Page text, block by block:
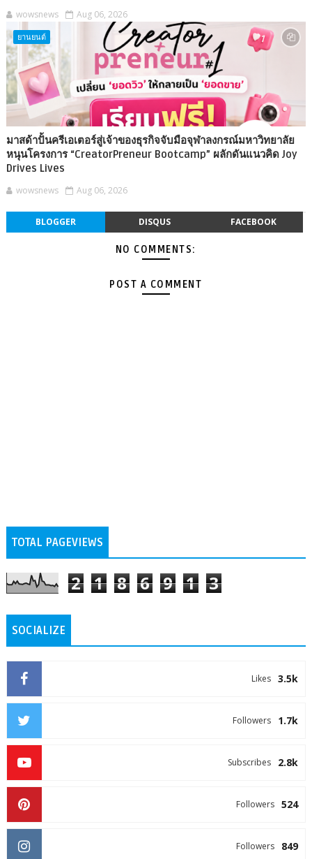
wowsnews Aug 06, 2026
ยานยนต์
มาสด้าปั้นครีเอเตอร์สู่เจ้าของธุรกิจจับมือจุฬาลงกรณ์มหาวิทยาลัย
หนุนโครงการ “CreatorPreneur Bootcamp” ผลักดันแนวคิด Joy
Drives Lives
wowsnews Aug 06, 2026
BLOGGER DISQUS FACEBOOK
NO COMMENTS:
POST A COMMENT
TOTAL PAGEVIEWS
2 1 8 6 9 1 3
SOCIALIZE
3.5k
Likes
1.7k
Followers
2.8k
Subscribes
524
Followers
849
Followers